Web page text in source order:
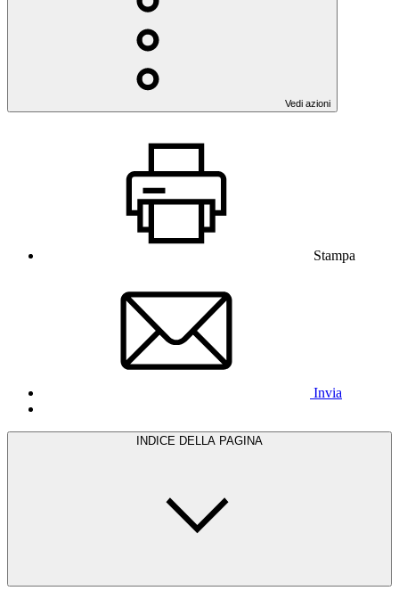
Vedi azioni
Stampa
Invia
INDICE DELLA PAGINA